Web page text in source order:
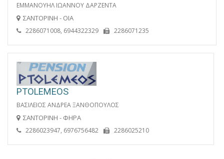
ΕΜΜΑΝΟΥΗΛ ΙΩΑΝΝΟΥ ΔΑΡΖΕΝΤΑ
ΣΑΝΤΟΡΙΝΗ - ΟΙΑ
2286071008, 6944322329 2286071235
PTOLEMEOS
ΒΑΣΙΛΕΙΟΣ ΑΝΔΡΕΑ ΞΑΝΘΟΠΟΥΛΟΣ
ΣΑΝΤΟΡΙΝΗ - ΦΗΡΑ
2286023947, 6976756482 2286025210